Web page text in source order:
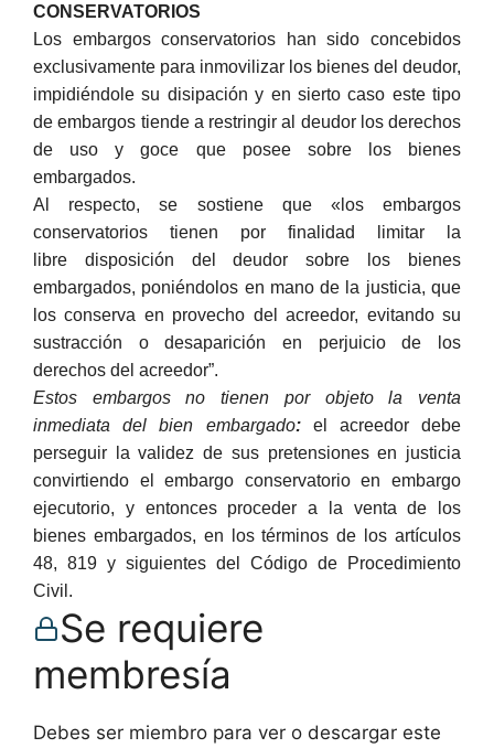
CONSERVATORIOS
Los embargos conservatorios han sido concebidos
exclusivamente para inmovilizar los bienes del deudor,
impidiéndole su disipación y en sierto caso este tipo
de embargos tiende a restringir al deudor los derechos
de uso y goce que posee sobre los bienes
embargados.
Al respecto, se sostiene que «los embargos
conservatorios tienen por finalidad limitar la
libre disposición del deudor sobre los bienes
embargados, poniéndolos en mano de la justicia, que
los conserva en provecho del acreedor, evitando su
sustracción o desaparición en perjuicio de los
derechos del acreedor”.
Estos embargos no tienen por objeto la venta
inmediata del bien embargado: el acreedor debe
perseguir la validez de sus pretensiones en justicia
convirtiendo el embargo conservatorio en embargo
ejecutorio, y entonces proceder a la venta de los
bienes embargados, en los términos de los artículos
48, 819 y siguientes del Código de Procedimiento
Civil.
Se requiere
membresía
Debes ser miembro para ver o descargar este